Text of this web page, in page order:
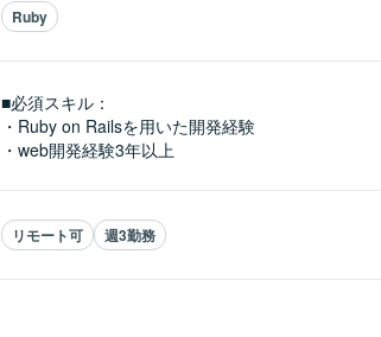
Ruby
■必須スキル：
・Ruby on Railsを用いた開発経験
・web開発経験3年以上
リモート可 週3勤務